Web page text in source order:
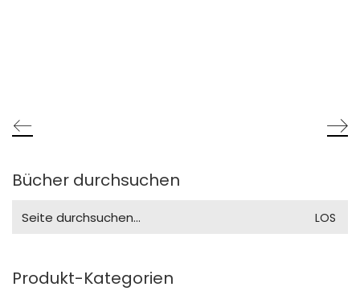
Bücher durchsuchen
for:
Produkt-Kategorien